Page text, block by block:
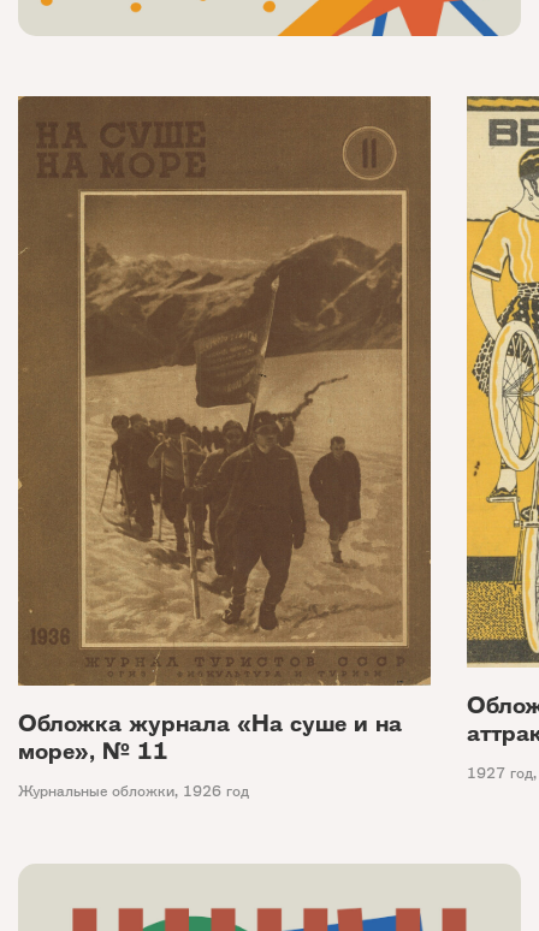
Обложка журнала «На суше и на
море», № 11
Журнальные обложки, 1926 год
1927 год